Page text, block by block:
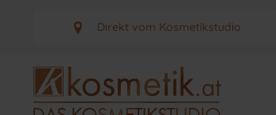
Direkt vom Kosmetikstudio